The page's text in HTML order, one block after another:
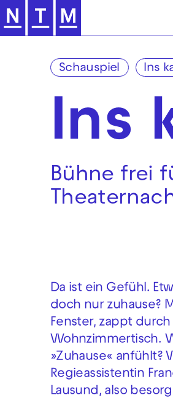
Zur
Schauspiel Ins
Ins
Bühne frei
Da ist ein Gefühl.
doch nur zuhause?
Fenster, zappt
Wohnzimmertisch.
»Zuhause« anfühlt?
Regieassistentin
Lausund, also